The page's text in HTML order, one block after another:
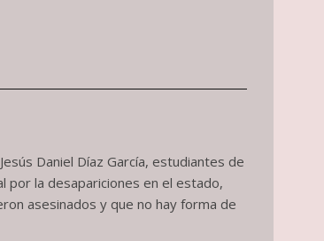
Daniel Díaz García, estudiantes de
por la desapariciones en el estado,
asesinados y que no hay forma de